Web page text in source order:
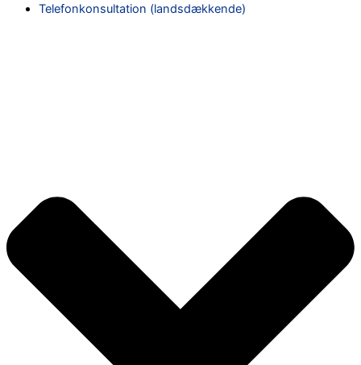
Telefonkonsultation (landsdækkende)